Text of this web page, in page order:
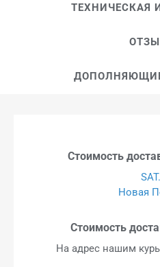
ТЕХНИЧЕСКАЯ
Стоимость
Новая
Стоимость
На адрес нашим